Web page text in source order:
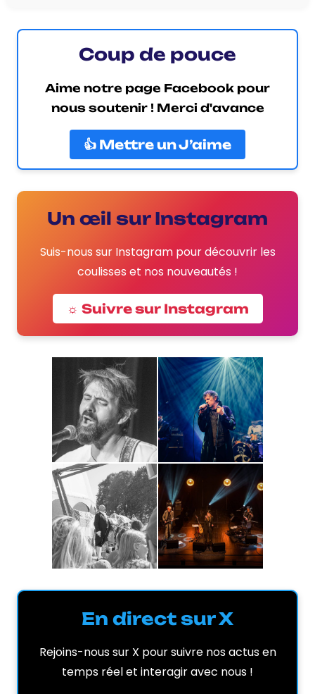
Coup de pouce
Aime notre page Facebook pour
nous soutenir ! Merci d'avance
👍 Mettre un J’aime
Un œil sur Instagram
Suis-nous sur Instagram pour découvrir les
coulisses et nos nouveautés !
☼ Suivre sur Instagram
En direct sur X
Rejoins-nous sur X pour suivre nos actus en
temps réel et interagir avec nous !